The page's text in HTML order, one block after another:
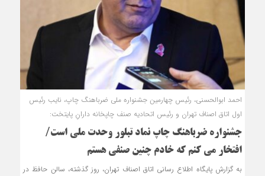
احمد ابوالحسنی، رئیس چهارمین جشنواره ملی ضرباهنگ چاپ، نایب رئیس
اول اتاق اصناف تهران و رئیس اتحادیه صنف چاپخانه دارانِ پایتخت:
جشنواره ضرباهنگ چاپ نماد تبلور وحدت ملی است/
افتخار می کنم که خادم چنین صنفی هستم
به گزارش پایگاه اطلاع رسانی اتاق اصناف تهران، روز گذشته، سالن حافظ در